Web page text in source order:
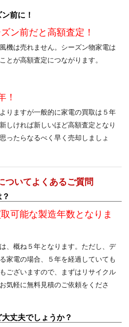
前に！
ン前だと高額査定！
機は売れません。シーズン物家電は
とが高額査定につながります。
！
りますが一般的に家電の買取は５年
しければ新しいほど高額査定となり
ったらなるべく早く売却しましょ
ついてよくあるご質問
可能な製造年数となりま
、概ね５年となります。ただし、デ
家電の場合、５年を経過していても
ございますので、まずはリサイクル
気軽に無料見積のご依頼をくださ
丈夫でしょうか？